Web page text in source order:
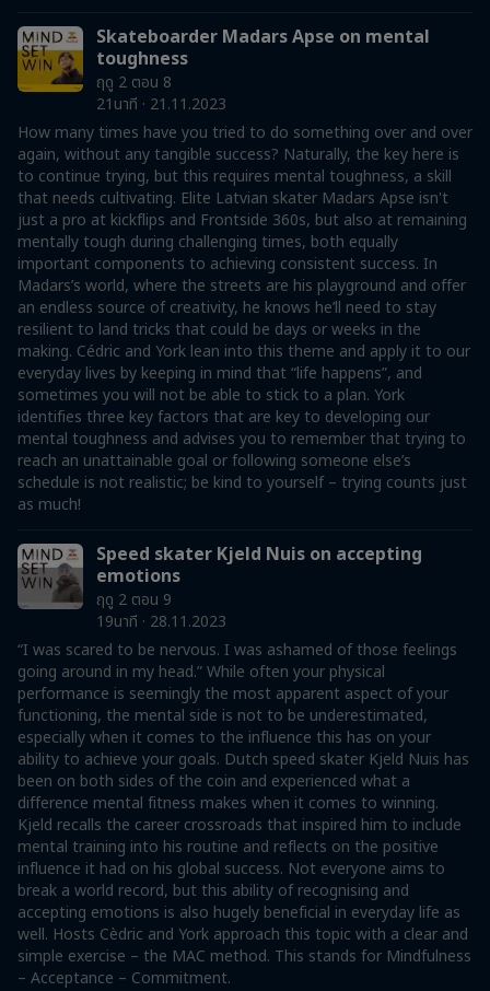
Skateboarder Madars Apse on mental
toughness
ฤดู 2 ตอน 8
21นาที · 21.11.2023
How many times have you tried to do something over and over
again, without any tangible success? Naturally, the key here is
to continue trying, but this requires mental toughness, a skill
that needs cultivating. Elite Latvian skater Madars Apse isn't
just a pro at kickflips and Frontside 360s, but also at remaining
mentally tough during challenging times, both equally
important components to achieving consistent success. In
Madars’s world, where the streets are his playground and offer
an endless source of creativity, he knows he’ll need to stay
resilient to land tricks that could be days or weeks in the
making. Cédric and York lean into this theme and apply it to our
everyday lives by keeping in mind that “life happens”, and
sometimes you will not be able to stick to a plan. York
identifies three key factors that are key to developing our
mental toughness and advises you to remember that trying to
reach an unattainable goal or following someone else’s
schedule is not realistic; be kind to yourself – trying counts just
as much!
Speed skater Kjeld Nuis on accepting
emotions
ฤดู 2 ตอน 9
19นาที · 28.11.2023
“I was scared to be nervous. I was ashamed of those feelings
going around in my head.” While often your physical
performance is seemingly the most apparent aspect of your
functioning, the mental side is not to be underestimated,
especially when it comes to the influence this has on your
ability to achieve your goals. Dutch speed skater Kjeld Nuis has
been on both sides of the coin and experienced what a
difference mental fitness makes when it comes to winning.
Kjeld recalls the career crossroads that inspired him to include
mental training into his routine and reflects on the positive
influence it had on his global success. Not everyone aims to
break a world record, but this ability of recognising and
accepting emotions is also hugely beneficial in everyday life as
well. Hosts Cèdric and York approach this topic with a clear and
simple exercise – the MAC method. This stands for Mindfulness
– Acceptance – Commitment.